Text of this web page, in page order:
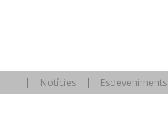
Notícies Esdeveniments